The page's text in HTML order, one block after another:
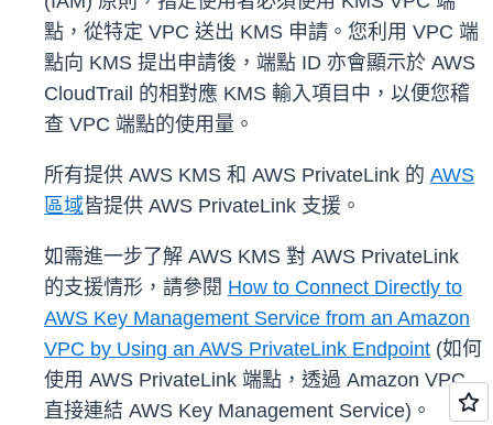
點，從特定 VPC 送出 KMS 申請。您利用 VPC 端
點向 KMS 提出申請後，端點 ID 亦會顯示於 AWS
CloudTrail 的相對應 KMS 輸入項目中，以便您稽
查 VPC 端點的使用量。
所有提供 AWS KMS 和 AWS PrivateLink 的 AWS
區域皆提供 AWS PrivateLink 支援。
如需進一步了解 AWS KMS 對 AWS PrivateLink
的支援情形，請參閱 How to Connect Directly to
AWS Key Management Service from an Amazon
VPC by Using an AWS PrivateLink Endpoint (如何
使用 AWS PrivateLink 端點，透過 Amazon VPC
直接連結 AWS Key Management Service)。